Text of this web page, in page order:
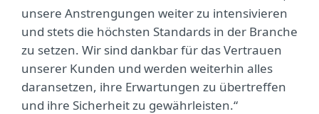
unsere Anstrengungen weiter zu intensivieren
und stets die höchsten Standards in der Branche
zu setzen. Wir sind dankbar für das Vertrauen
unserer Kunden und werden weiterhin alles
daransetzen, ihre Erwartungen zu übertreffen
und ihre Sicherheit zu gewährleisten.“